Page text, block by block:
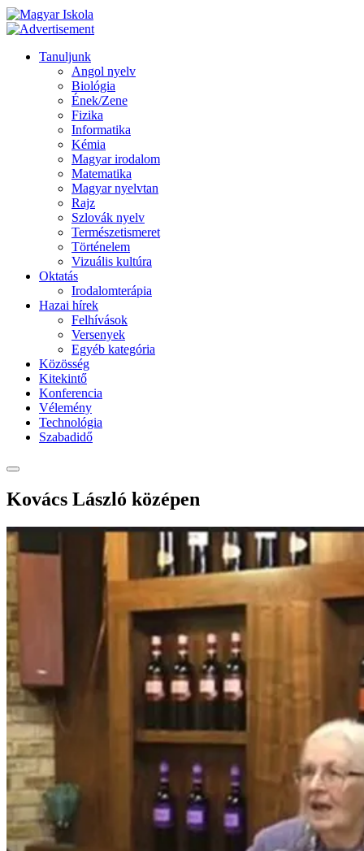
Tanuljunk
Angol nyelv
Biológia
Ének/Zene
Fizika
Informatika
Kémia
Magyar irodalom
Matematika
Magyar nyelvtan
Rajz
Szlovák nyelv
Természetismeret
Történelem
Vizuális kultúra
Oktatás
Irodalomterápia
Hazai hírek
Felhívások
Versenyek
Egyéb kategória
Közösség
Kitekintő
Konferencia
Vélemény
Technológia
Szabadidő
Kovács László középen